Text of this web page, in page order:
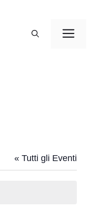
« Tutti gli Eventi